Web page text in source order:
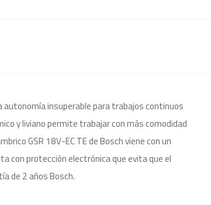
autonomía insuperable para trabajos continuos
y liviano permite trabajar con más comodidad
GSR 18V-EC TE de Bosch viene con un
con protección electrónica que evita que el
de 2 años Bosch.